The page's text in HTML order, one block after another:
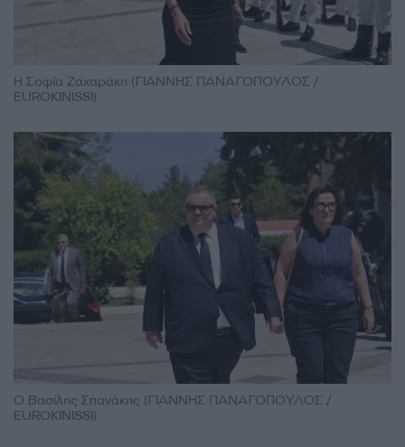
Η Σοφία Ζαχαράκη (ΓΙΑΝΝΗΣ ΠΑΝΑΓΟΠΟΥΛΟΣ /
EUROKINISSI)
Ο Βασίλης Σπανάκης (ΓΙΑΝΝΗΣ ΠΑΝΑΓΟΠΟΥΛΟΣ /
EUROKINISSI)